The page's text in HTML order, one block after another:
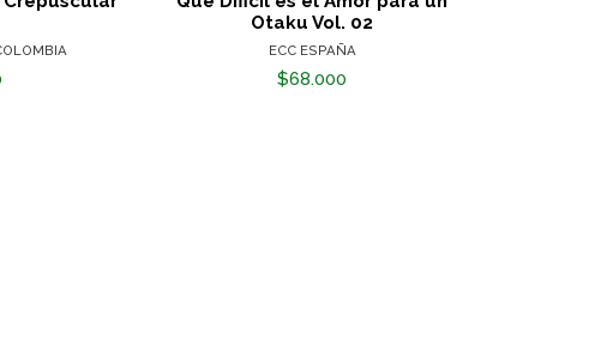
Otaku Vol. 02
ECC ESPAÑA
$68.000